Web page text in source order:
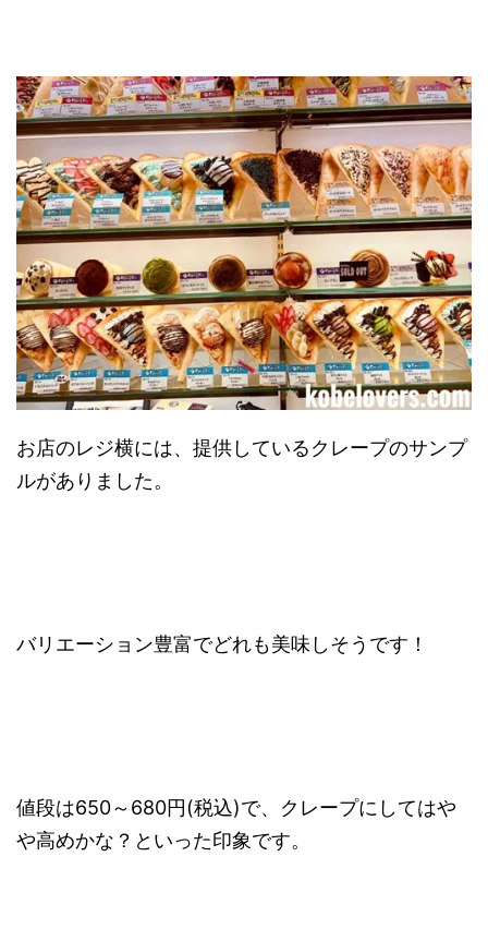
お店のレジ横には、提供しているクレープのサンプ
ルがありました。
バリエーション豊富でどれも美味しそうです！
値段は650～680円(税込)で、クレープにしてはや
や高めかな？といった印象です。